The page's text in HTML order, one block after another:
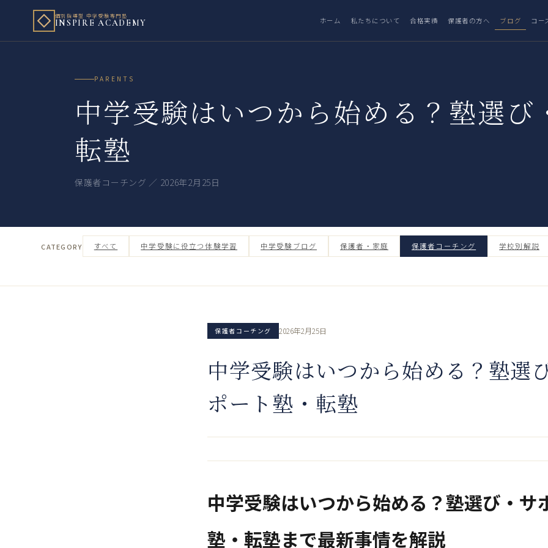
個別指導型 中学受験専門塾
INSPIRE ACADEMY ホーム 私たちについて 合格実績 保護者の方へ ブログ コー
PARENTS
中学受験はいつから始める？塾選び
転塾
保護者コーチング ／ 2026年2月25日
CATEGORY すべて 中学受験に役立つ体験学習 中学受験ブログ 保護者・家庭 保護者コーチング 学校別解説
保護者コーチング 2026年2月25日
中学受験はいつから始める？塾選
ポート塾・転塾
中学受験はいつから始める？塾選び・サ
塾・転塾まで最新事情を解説